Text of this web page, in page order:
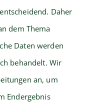
Daher
dem Thema
Daten werden
behandelt. Wir
an, um
Endergebnis